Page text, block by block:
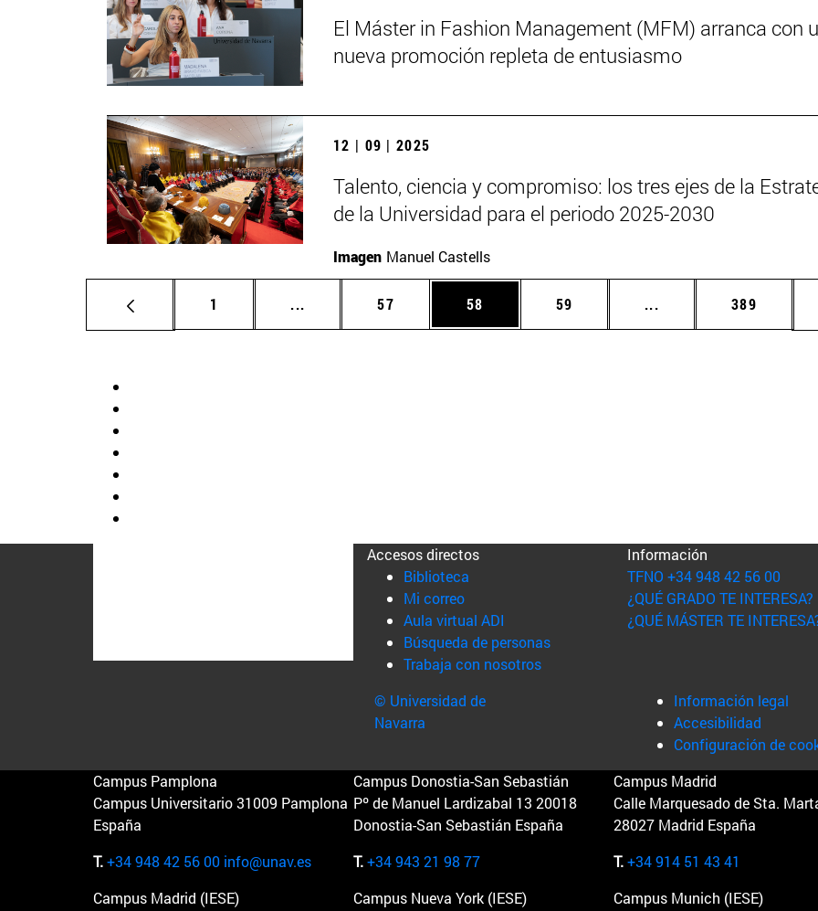
El Máster in Fashion Management (MFM) arranca con
nueva promoción repleta de entusiasmo
12 | 09 | 2025
Talento, ciencia y compromiso: los tres ejes de la
de la Universidad para el periodo 2025-2030
Imagen Manuel Castells
Página
1 ... Páginas intermedias Use TAB para desplazarse.
Página
57 Página
58 Página
59 ... Páginas intermedias
Página
389
Accesos directos
Biblioteca (abre en nueva ventana)
Mi correo(abre en nueva ventana)
Aula virtual ADI (abre en nueva ventana)
Búsqueda de personas(abre en nueva ventana)
Trabaja con nosotros(abre en nueva ventana)
Información
TFNO +34 948 42 56 00
¿QUÉ GRADO TE INTERESA?
¿QUÉ MÁSTER TE
© Universidad de
Navarra
Información legal
Accesibilidad
Configuración de
Campus Pamplona
Campus Universitario 31009 Pamplona
España
T.+34 948 42 56 00 info@unav.es
Campus Donostia-San Sebastián
Pº de Manuel Lardizabal 13 20018
Donostia-San Sebastián España
T.+34 943 21 98 77
Campus Madrid
Calle Marquesado de Sta.
28027 Madrid España
T.+34 914 51 43 41
Campus Madrid (IESE)
Campus Nueva York (IESE)
Campus Munich (IESE)